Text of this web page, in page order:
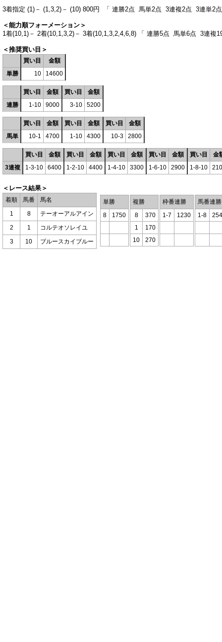
3着指定 (1)－ (1,3,2)－ (10) 800円 「 連勝2点 馬単2点 3連複2点 3連単2
＜能力順フォーメーション＞
1着(10,1)－ 2着(10,1,3,2)－ 3着(10,1,3,2,4,6,8) 「 連勝5点 馬単6点 3連複
＜推奨買い目＞
買い目
金額
単勝
10 14600
買い目 金額 買い目
金額
連勝
1-10 9000 3-10 5200
買い目 金額 買い目 金額 買い目
金額
馬単
10-1 4700 1-10 4300 10-3 2800
買い目 金額 買い目 金額 買い目 金額 買い目 金額 買い目
金
3連複
1-3-10 6400 1-2-10 4400 1-4-10 3300 1-6-10 2900 1-8-10
＜レース結果＞
着順 馬番
馬名
1
8
テーオーアルアイン
2
1
コルテオソレイユ
3
10 ブルースカイブルー
単勝
8
1750
複勝
8
370
1
170
10
270
枠番連勝
1-7
1230
馬番連勝
1-8